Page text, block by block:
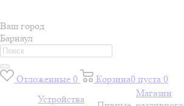
Ваш город
Барнаул
Отложенные 0 Корзина0 пуста 0
Устройства
Магазин